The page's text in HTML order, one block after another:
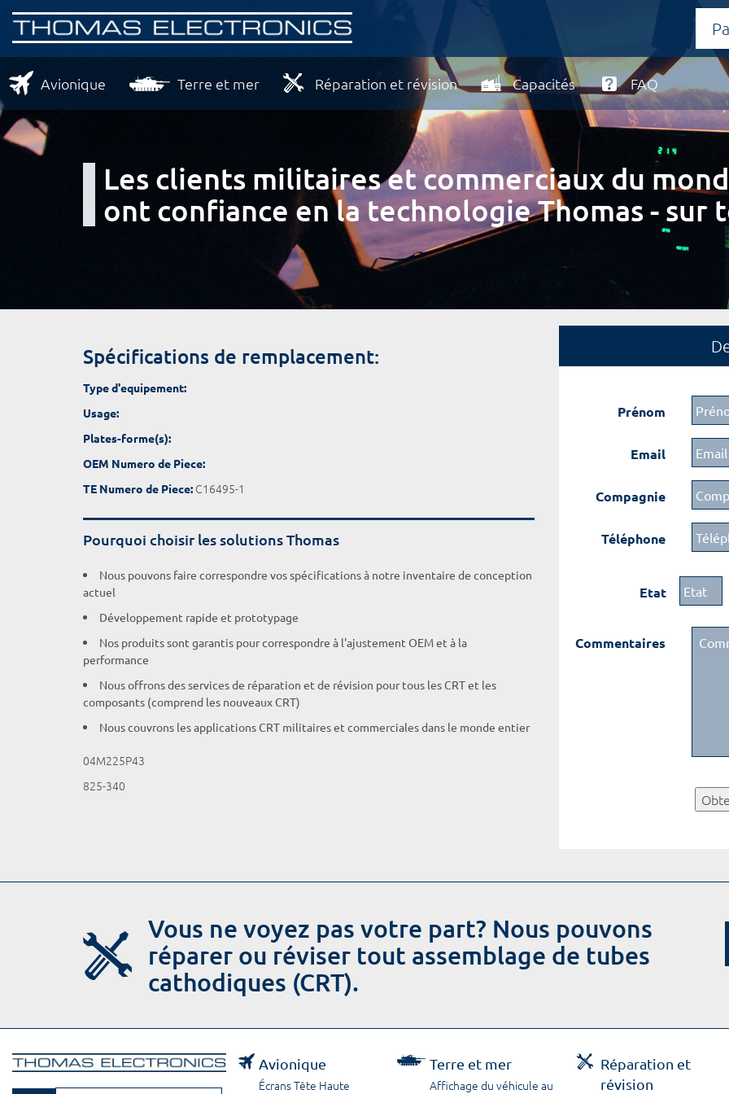
Avionique Terre et mer Réparation et révision Capacités FAQ
Les clients militaires et commerciaux du
ont confiance en la technologie Thomas - sur
Spécifications de remplacement:
Type d'equipement:
Usage:
Plates-forme(s):
OEM Numero de Piece:
TE Numero de Piece: C16495-1
Pourquoi choisir les solutions Thomas
Nous pouvons faire correspondre vos spécifications à notre inventaire de conception
actuel
Développement rapide et prototypage
Nos produits sont garantis pour correspondre à l'ajustement OEM et à la
performance
Nous offrons des services de réparation et de révision pour tous les CRT et les
composants (comprend les nouveaux CRT)
Nous couvrons les applications CRT militaires et commerciales dans le monde entier
04M225P43
825-340
Prénom
Email
Compagnie
Téléphone
Etat
Commentaires
Vous ne voyez pas votre part? Nous pouvons
réparer ou réviser tout assemblage de tubes
cathodiques (CRT).
Avionique
Écrans Tête Haute
Terre et mer
Affichage du véhicule au
Réparation et
révision